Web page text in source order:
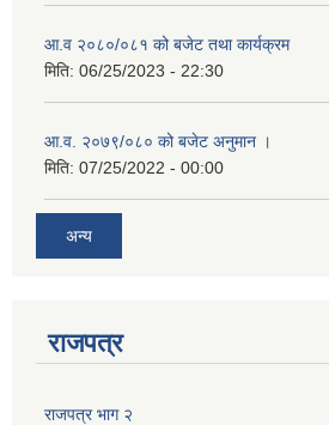
आ.व २०८०/०८१ को बजेट तथा कार्यक्रम
मिति: 06/25/2023 - 22:30
आ.व. २०७९/०८० को बजेट अनुमान ।
मिति: 07/25/2022 - 00:00
अन्य
राजपत्र
राजपत्र भाग २